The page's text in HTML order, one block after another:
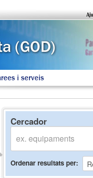
i serveis
Cercador
Ordenar resultats per